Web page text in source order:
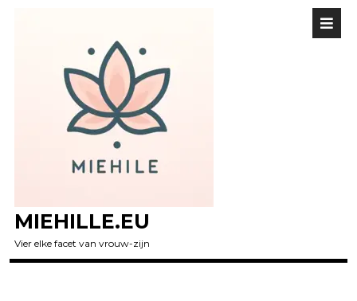
MIEHILLE.EU
Vier elke facet van vrouw-zijn